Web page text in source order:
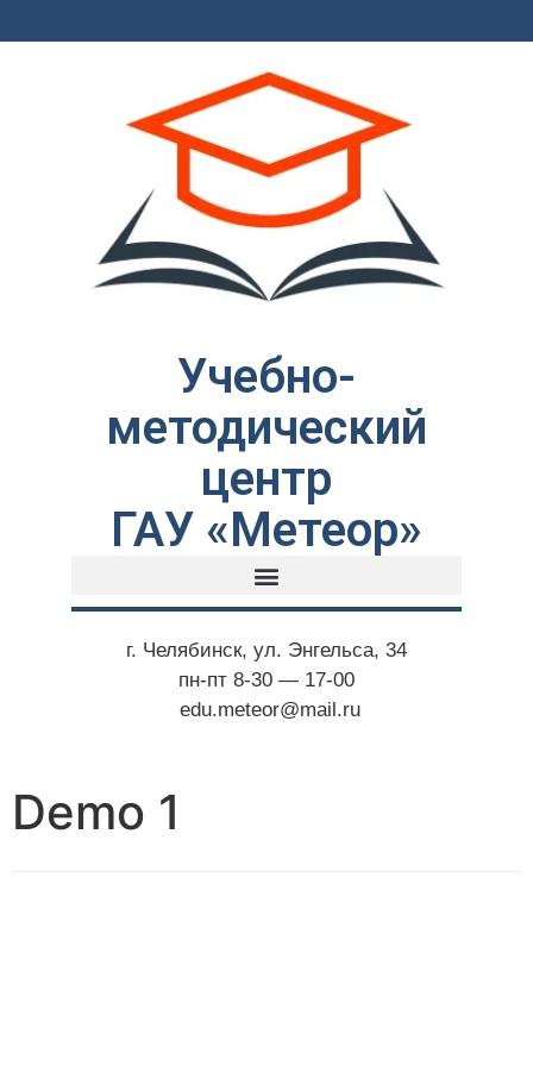
Учебно-
методический
центр
ГАУ «Метеор»
г. Челябинск, ул. Энгельса, 34
пн-пт 8-30 — 17-00
edu.meteor@mail.ru
Demo 1